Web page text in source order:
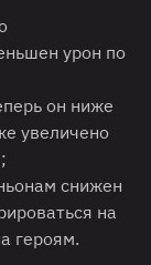
урон по
он ниже
увеличено
снижен
на
героям.